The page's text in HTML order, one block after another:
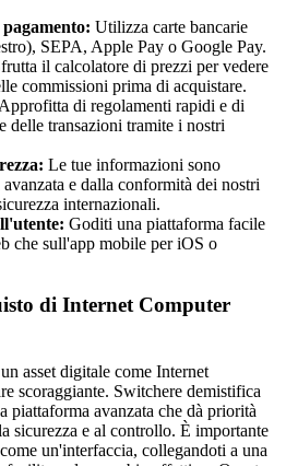
Utilizza carte bancarie
SEPA, Apple Pay o Google Pay.
il calcolatore di prezzi per vedere
commissioni prima di acquistare.
Approfitta di regolamenti rapidi e di
delle transazioni tramite i nostri
Le tue informazioni sono
e dalla conformità dei nostri
internazionali.
Goditi una piattaforma facile
che sull'app mobile per iOS o
di Internet Computer
asset digitale come Internet
scoraggiante. Switchere demistifica
piattaforma avanzata che dà priorità
sicurezza e al controllo. È importante
un'interfaccia, collegandoti a una